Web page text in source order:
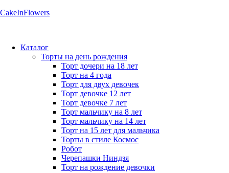
CakeInFlowers
Каталог
Торты на день рождения
Торт дочери на 18 лет
Торт на 4 года
Торт для двух девочек
Торт девочке 12 лет
Торт девочке 7 лет
Торт мальчику на 8 лет
Торт мальчику на 14 лет
Торт на 15 лет для мальчика
Торты в стиле Космос
Робот
Черепашки Ниндзя
Торт на рождение девочки